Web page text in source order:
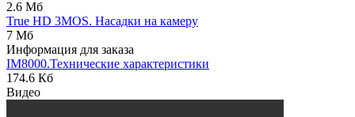
2.6 Мб
True HD 3MOS. Насадки на камеру
7 Мб
Информация для заказа
IM8000.Технические характеристики
174.6 Кб
Видео